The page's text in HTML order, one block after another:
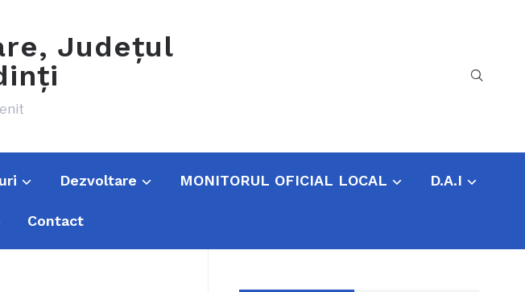
Județul
Dezvoltare MONITORUL OFICIAL LOCAL D.A.I
Contact